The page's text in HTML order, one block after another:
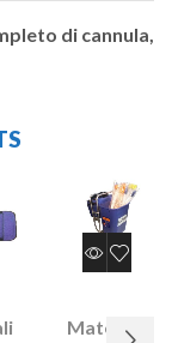
di cannula,
Materiali